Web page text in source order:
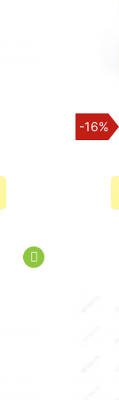
-16%